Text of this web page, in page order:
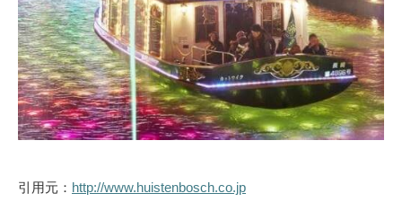
引用元： http://www.huistenbosch.co.jp